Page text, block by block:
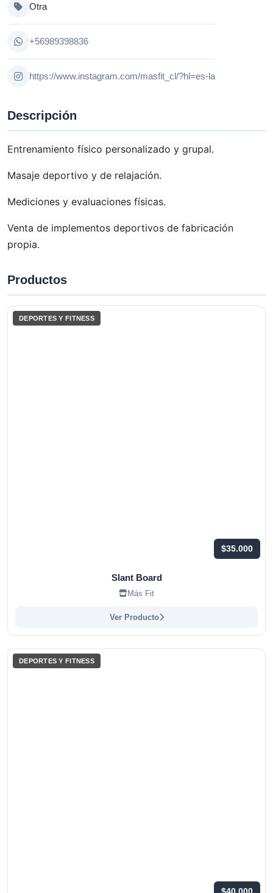
Otra
+56989398836
https://www.instagram.com/masfit_cl/?hl=es-la
Descripción
Entrenamiento físico personalizado y grupal.
Masaje deportivo y de relajación.
Mediciones y evaluaciones físicas.
Venta de implementos deportivos de fabricación
propia.
Productos
DEPORTES Y FITNESS
$35.000
Slant Board
Más Fit
Ver Producto
DEPORTES Y FITNESS
$40.000